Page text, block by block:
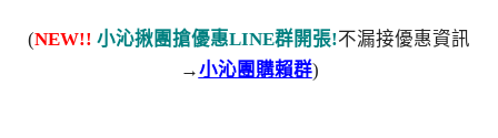
(NEW!! 小沁揪團搶優惠LINE群開張!不漏接優惠資訊
→小沁團購賴群)